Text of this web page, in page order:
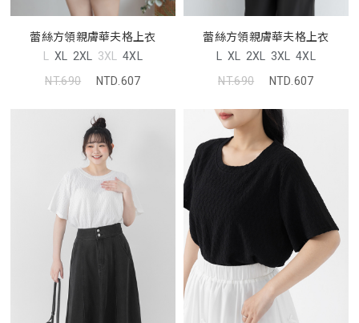
蕾絲方領親膚華夫格上衣
L XL 2XL 3XL 4XL
NT.690
NTD.607
蕾絲方領親膚華夫格上衣
L XL 2XL 3XL 4XL
NT.690
NTD.607